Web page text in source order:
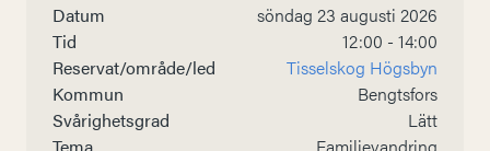
Datum
söndag 23 augusti 2026
Tid
12:00 - 14:00
Reservat/område/led
Tisselskog Högsbyn
Kommun
Bengtsfors
Svårighetsgrad
Lätt